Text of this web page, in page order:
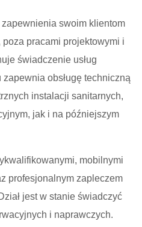
swoim klientom
pracami projektowymi i
świadczenie usług
obsługę techniczną
instalacji sanitarnych,
jak i na późniejszym
mobilnymi
profesjonalnym zapleczem
jest w stanie świadczyć
i naprawczych.